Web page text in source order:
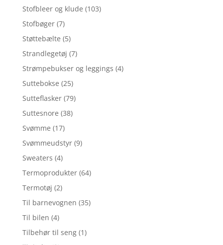
Stofbleer og klude (103)
Stofbøger (7)
Støttebælte (5)
Strandlegetøj (7)
Strømpebukser og leggings (4)
Suttebokse (25)
Sutteflasker (79)
Suttesnore (38)
Svømme (17)
Svømmeudstyr (9)
Sweaters (4)
Termoprodukter (64)
Termotøj (2)
Til barnevognen (35)
Til bilen (4)
Tilbehør til seng (1)